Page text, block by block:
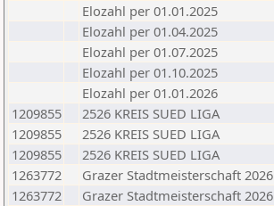
Elozahl per 01.01.2025
Elozahl per 01.04.2025
Elozahl per 01.07.2025
Elozahl per 01.10.2025
Elozahl per 01.01.2026
1209855
2526 KREIS SUED LIGA
1209855
2526 KREIS SUED LIGA
1209855
2526 KREIS SUED LIGA
1263772
Grazer Stadtmeisterschaft 2026
1263772
Grazer Stadtmeisterschaft 2026